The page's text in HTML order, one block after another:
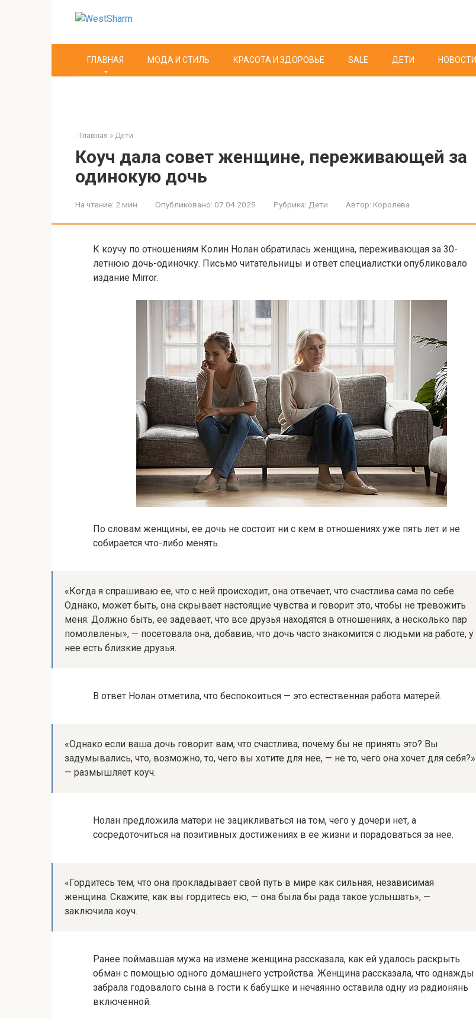
ГЛАВНАЯ МОДА И СТИЛЬ КРАСОТА И ЗДОРОВЬЕ SALE ДЕТИ НОВОСТИ
- Главная » Дети
Коуч дала совет женщине, переживающей за
одинокую дочь
На чтение: 2 мин Опубликовано: 07.04.2025 Рубрика: Дети Автор: Королева
К коучу по отношениям Колин Нолан обратилась женщина, переживающая за 30-
летнюю дочь-одиночку. Письмо читательницы и ответ специалистки опубликовало
издание Mirror.
По словам женщины, ее дочь не состоит ни с кем в отношениях уже пять лет и не
собирается что-либо менять.
«Когда я спрашиваю ее, что с ней происходит, она отвечает, что счастлива сама по себе.
Однако, может быть, она скрывает настоящие чувства и говорит это, чтобы не тревожить
меня. Должно быть, ее задевает, что все друзья находятся в отношениях, а несколько пар
помолвлены», — посетовала она, добавив, что дочь часто знакомится с людьми на работе, у
нее есть близкие друзья.
В ответ Нолан отметила, что беспокоиться — это естественная работа матерей.
«Однако если ваша дочь говорит вам, что счастлива, почему бы не принять это? Вы
задумывались, что, возможно, то, чего вы хотите для нее, — не то, чего она хочет для себя?»
— размышляет коуч.
Нолан предложила матери не зацикливаться на том, чего у дочери нет, а
сосредоточиться на позитивных достижениях в ее жизни и порадоваться за нее.
«Гордитесь тем, что она прокладывает свой путь в мире как сильная, независимая
женщина. Скажите, как вы гордитесь ею, — она была бы рада такое услышать», —
заключила коуч.
Ранее поймавшая мужа на измене женщина рассказала, как ей удалось раскрыть
обман с помощью одного домашнего устройства. Женщина рассказала, что однажды
забрала годовалого сына в гости к бабушке и нечаянно оставила одну из радионянь
включенной.